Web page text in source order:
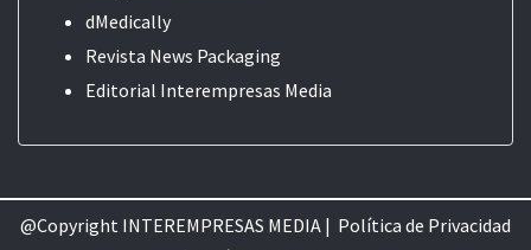
dMedically
Revista News Packaging
Editorial Interempresas Media
@Copyright INTEREMPRESAS MEDIA | Política de Privacidad